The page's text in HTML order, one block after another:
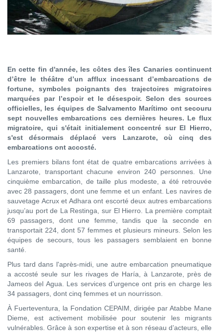
En cette fin d'année, les côtes des îles Canaries continuent
d’être le théâtre d’un afflux incessant d’embarcations de
fortune, symboles poignants des trajectoires migratoires
marquées par l’espoir et le désespoir. Selon des sources
officielles, les équipes de Salvamento Marítimo ont secouru
sept nouvelles embarcations ces dernières heures. Le flux
migratoire, qui s'était initialement concentré sur El Hierro,
s'est désormais déplacé vers Lanzarote, où cinq des
embarcations ont accosté.
Les premiers bilans font état de quatre embarcations arrivées à
Lanzarote, transportant chacune environ 240 personnes. Une
cinquième embarcation, de taille plus modeste, a été retrouvée
avec 28 passagers, dont une femme et un enfant. Les navires de
sauvetage Acrux et Adhara ont escorté deux autres embarcations
jusqu’au port de La Restinga, sur El Hierro. La première comptait
69 passagers, dont une femme, tandis que la seconde en
transportait 224, dont 57 femmes et plusieurs mineurs. Selon les
équipes de secours, tous les passagers semblaient en bonne
santé.
Plus tard dans l'après-midi, une autre embarcation pneumatique
a accosté seule sur les rivages de Haría, à Lanzarote, près de
Jameos del Agua. Les services d’urgence ont pris en charge les
34 passagers, dont cinq femmes et un nourrisson.
À Fuerteventura, la Fondation CEPAIM, dirigée par Atabbe Mane
Dieme, est activement mobilisée pour soutenir les migrants
vulnérables. Grâce à son expertise et à son réseau d’acteurs, elle